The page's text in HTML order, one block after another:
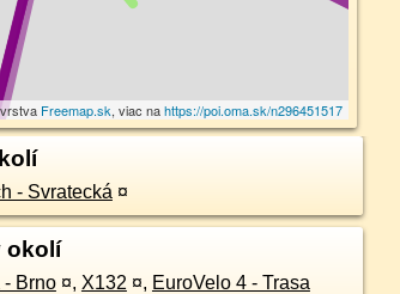
vrstva Freemap.sk, viac nahttps://poi.oma.sk/n296451517
- Svratecká ¤
okolí
- Brno ¤, X132 ¤, EuroVelo 4 - Trasa